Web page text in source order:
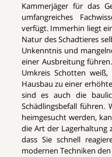
Kammerjäger für das
umfangreiches
verfügt. Immerhin liegt
Natur des Schadtieres
Unkenntnis und
einer Ausbreitung
Umkreis Schotten
Hausbau zu einer
sind es auch die
Schädlingsbefall führen.
heimgesucht werden,
die Art der Lagerhaltung
dass Sie schnell
modernen Techniken